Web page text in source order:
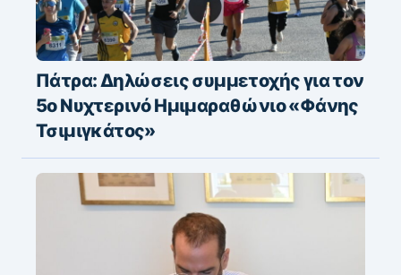
Πάτρα: Δηλώσεις συμμετοχής για τον
5ο Νυχτερινό Ημιμαραθώνιο «Φάνης
Τσιμιγκάτος»